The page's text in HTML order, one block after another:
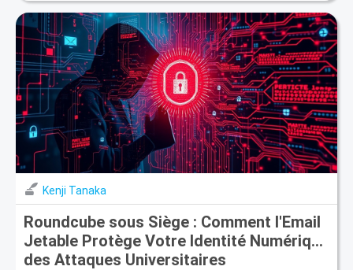
Kenji Tanaka
Roundcube sous Siège : Comment l'Email
Jetable Protège Votre Identité Numérique
des Attaques Universitaires